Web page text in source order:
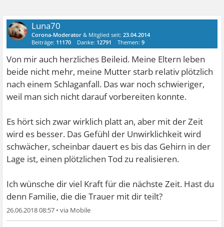
Luna70
Corona-Moderator & Mitglied seit:23.04.2014
Beiträge: 11170 Danke: 12791 Themen:9
Von mir auch herzliches Beileid. Meine Eltern leben
beide nicht mehr, meine Mutter starb relativ plötzlich
nach einem Schlaganfall. Das war noch schwieriger,
weil man sich nicht darauf vorbereiten konnte.
Es hört sich zwar wirklich platt an, aber mit der Zeit
wird es besser. Das Gefühl der Unwirklichkeit wird
schwächer, scheinbar dauert es bis das Gehirn in der
Lage ist, einen plötzlichen Tod zu realisieren.
Ich wünsche dir viel Kraft für die nächste Zeit. Hast du
denn Familie, die die Trauer mit dir teilt?
26.06.2018 08:57 •